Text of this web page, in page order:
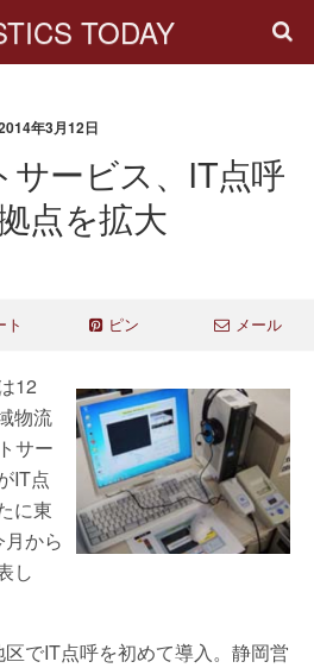
TODAY
年3月12日
サービス、IT点呼
点を拡大
ト ピン メール
12
物流
サー
IT点
に東
から
し
でIT点呼を初めて導入。静岡営